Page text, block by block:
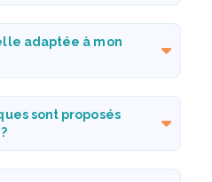
adaptée à mon
sont proposés